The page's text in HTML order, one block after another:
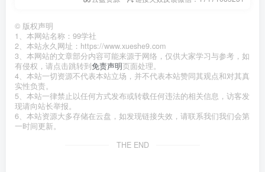
© 版权声明
1、本网站名称：99学社
2、本站永久网址：https://www.xueshe9.com
3、本网站的文章部分内容可能来源于网络，仅供大家学习与参考，如
有侵权，请点击跳转到免责声明页面处理。
4、本站一切资源不代表本站立场，并不代表本站赞同其观点和对其真
实性负责。
5、本站一律禁止以任何方式发布或转载任何违法的相关信息，访客发
现请向站长举报。
6、本站资源大多存储在云盘，如发现链接失效，请联系我们我们会第
一时间更新。
THE END